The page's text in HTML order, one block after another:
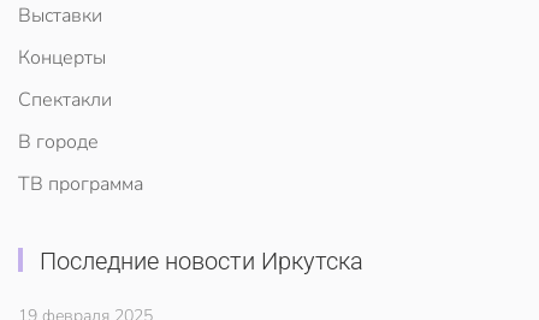
Выставки
Концерты
Спектакли
В городе
ТВ программа
Последние новости Иркутска